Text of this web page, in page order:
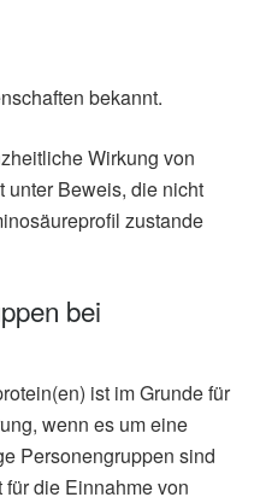
bekannt.
Wirkung von
unter Beweis, die nicht
zustande
bei
ist im Grunde für
wenn es um eine
Personengruppen sind
die Einnahme von